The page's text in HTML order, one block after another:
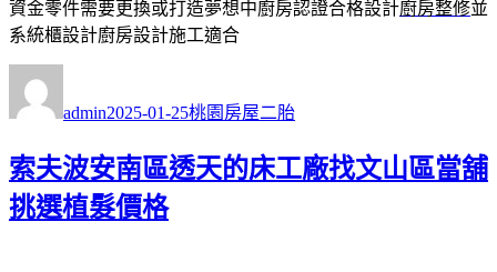
資金零件需要更換或打造夢想中廚房認證合格設計廚房整修並
系統櫃設計廚房設計施工適合
者
admin佈
期:
2025-01-25類
桃園房屋二胎
索夫波安南區透天的床工廠找文山區當舖
挑選植髮價格